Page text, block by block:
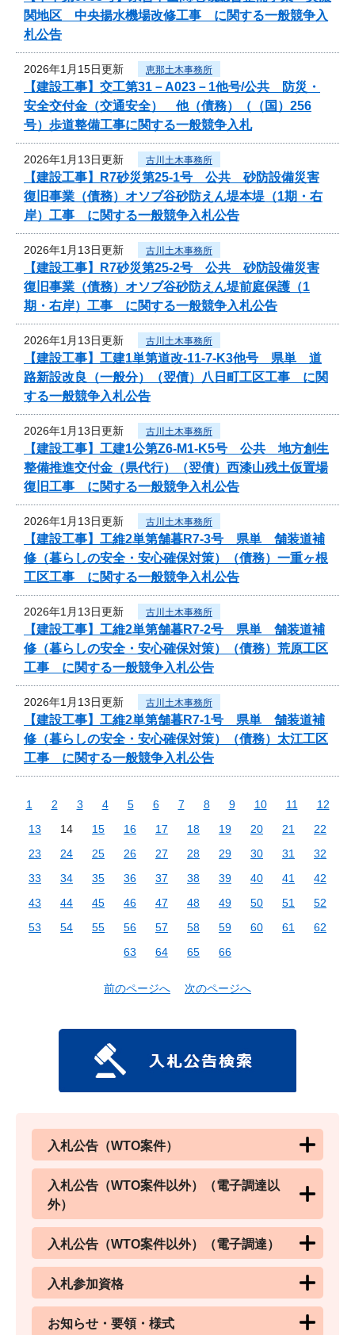
関地区 中央揚水機場改修工事 に関する一般競争入
札公告
2026年1月15日更新 恵那土木事務所
【建設工事】交工第31－A023－1他号/公共 防災・
安全交付金（交通安全） 他（債務）（（国）256
号）歩道整備工事に関する一般競争入札
2026年1月13日更新 古川土木事務所
【建設工事】R7砂災第25-1号 公共 砂防設備災害
復旧事業（債務）オソブ谷砂防えん堤本堤（1期・右
岸）工事 に関する一般競争入札公告
2026年1月13日更新 古川土木事務所
【建設工事】R7砂災第25-2号 公共 砂防設備災害
復旧事業（債務）オソブ谷砂防えん堤前庭保護（1
期・右岸）工事 に関する一般競争入札公告
2026年1月13日更新 古川土木事務所
【建設工事】工建1単第道改-11-7-K3他号 県単 道
路新設改良（一般分）（翌債）八日町工区工事 に関
する一般競争入札公告
2026年1月13日更新 古川土木事務所
【建設工事】工建1公第Z6-M1-K5号 公共 地方創生
整備推進交付金（県代行）（翌債）西漆山残土仮置場
復旧工事 に関する一般競争入札公告
2026年1月13日更新 古川土木事務所
【建設工事】工維2単第舗暮R7-3号 県単 舗装道補
修（暮らしの安全・安心確保対策）（債務）一重ヶ根
工区工事 に関する一般競争入札公告
2026年1月13日更新 古川土木事務所
【建設工事】工維2単第舗暮R7-2号 県単 舗装道補
修（暮らしの安全・安心確保対策）（債務）荒原工区
工事 に関する一般競争入札公告
2026年1月13日更新 古川土木事務所
【建設工事】工維2単第舗暮R7-1号 県単 舗装道補
修（暮らしの安全・安心確保対策）（債務）太江工区
工事 に関する一般競争入札公告
1 2 3 4 5 6 7 8 9 10 11
12
13
14 15 16 17 18 19 20 21
22
23
24 25 26 27 28 29 30 31
32
33
34 35 36 37 38 39 40 41
42
43
44 45 46 47 48 49 50 51
52
53
54 55 56 57 58 59 60 61
62
63
64 65 66
前のページへ 次のページへ
入札公告（WTO案件）
入札公告（WTO案件以外）（電子調達以
外）
入札公告（WTO案件以外）（電子調達）
入札参加資格
お知らせ・要領・様式